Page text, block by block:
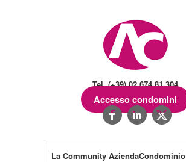
Tel. (+39) 02.674.81.304
Accesso condomini
La Community AziendaCondominio